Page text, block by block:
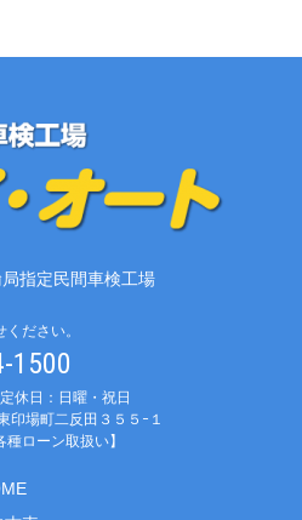
指定民間車検工場
ださい。
1500
休日：日曜・祝日
印場町二反田３５５−１
種ローン取扱い】